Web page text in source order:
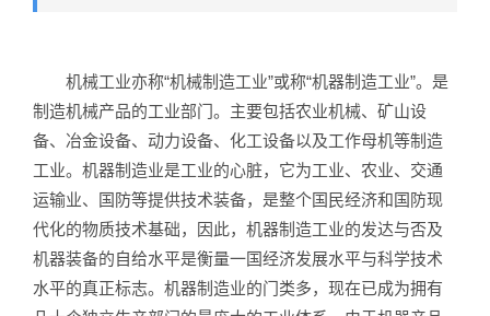
机械工业亦称“机械制造工业”或称“机器制造工业”。是
制造机械产品的工业部门。主要包括农业机械、矿山设
备、冶金设备、动力设备、化工设备以及工作母机等制造
工业。机器制造业是工业的心脏，它为工业、农业、交通
运输业、国防等提供技术装备，是整个国民经济和国防现
代化的物质技术基础，因此，机器制造工业的发达与否及
机器装备的自给水平是衡量一国经济发展水平与科学技术
水平的真正标志。机器制造业的门类多，现在已成为拥有